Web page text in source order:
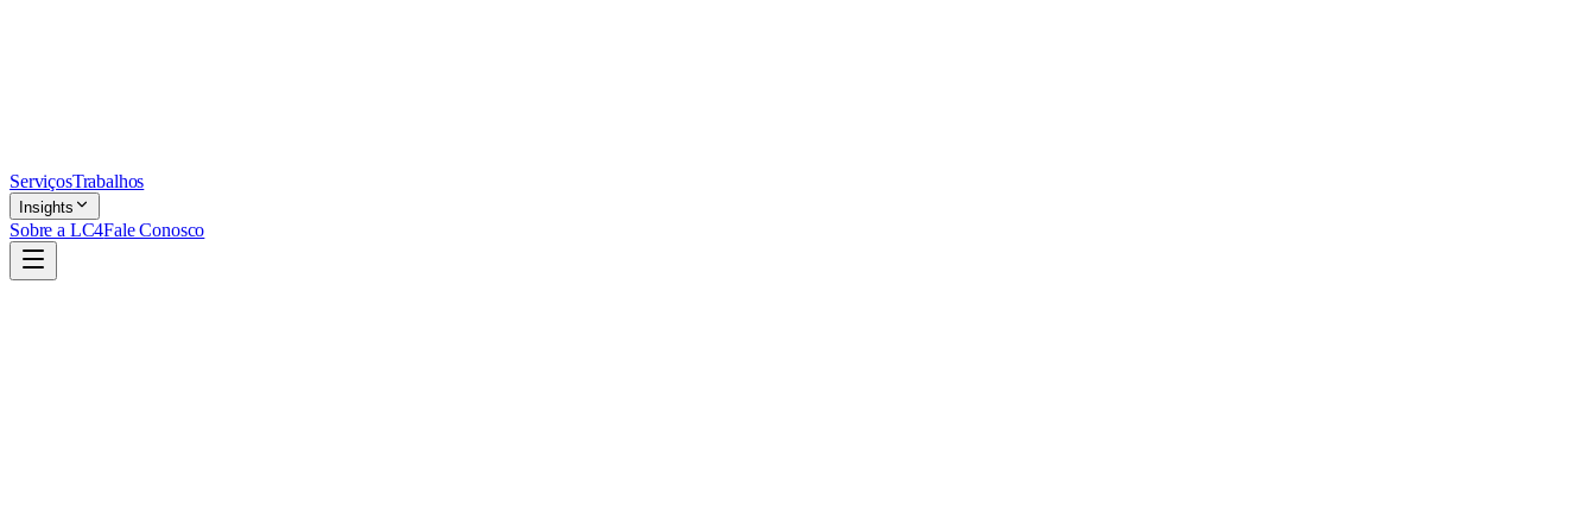
ServiçosTrabalhos
Insights
Sobre a LC4Fale Conosco